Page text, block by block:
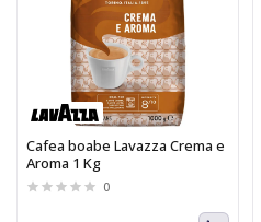
Cafea boabe Lavazza Crema e
Aroma 1 Kg
0